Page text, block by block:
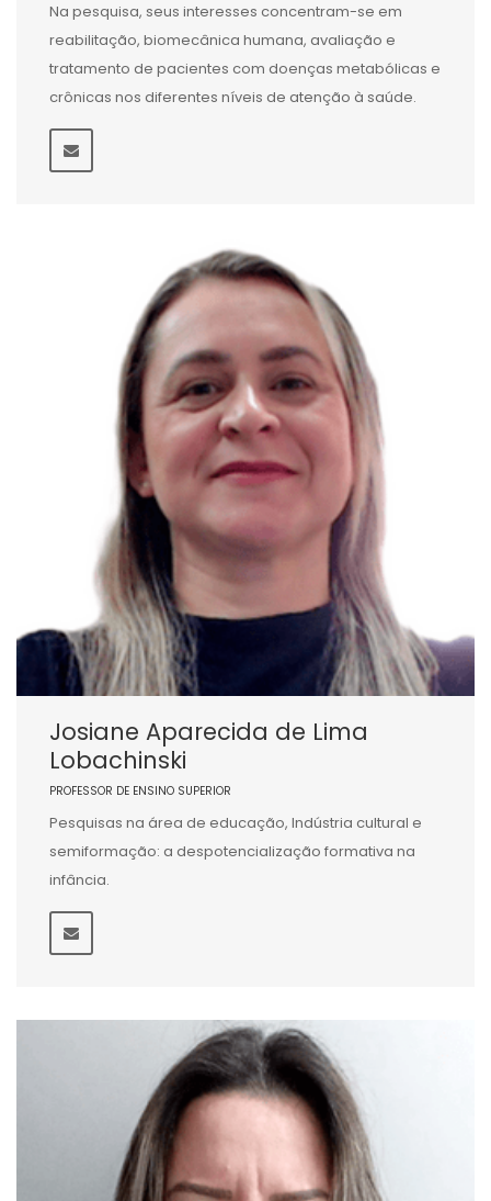
Na pesquisa, seus interesses concentram-se em
reabilitação, biomecânica humana, avaliação e
tratamento de pacientes com doenças metabólicas e
crônicas nos diferentes níveis de atenção à saúde.
Josiane Aparecida de Lima
Lobachinski
PROFESSOR DE ENSINO SUPERIOR
Pesquisas na área de educação, Indústria cultural e
semiformação: a despotencialização formativa na
infância.